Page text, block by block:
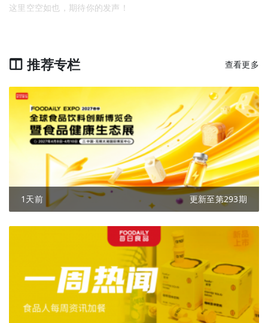
这里空空如也，期待你的发声！
推荐专栏 查看更多
1天前 更新至第293期